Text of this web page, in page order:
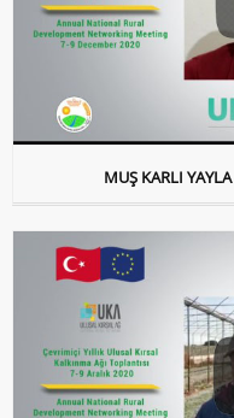
MUŞ KARLI